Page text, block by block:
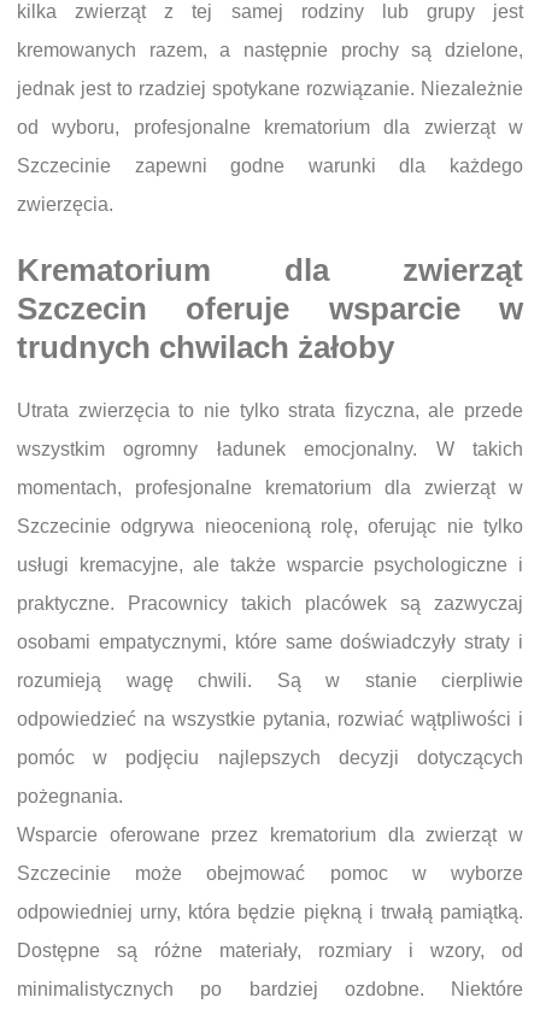
kilka zwierząt z tej samej rodziny lub grupy jest
kremowanych razem, a następnie prochy są dzielone,
jednak jest to rzadziej spotykane rozwiązanie. Niezależnie
od wyboru, profesjonalne krematorium dla zwierząt w
Szczecinie zapewni godne warunki dla każdego
zwierzęcia.
Krematorium dla zwierząt
Szczecin oferuje wsparcie w
trudnych chwilach żałoby
Utrata zwierzęcia to nie tylko strata fizyczna, ale przede
wszystkim ogromny ładunek emocjonalny. W takich
momentach, profesjonalne krematorium dla zwierząt w
Szczecinie odgrywa nieocenioną rolę, oferując nie tylko
usługi kremacyjne, ale także wsparcie psychologiczne i
praktyczne. Pracownicy takich placówek są zazwyczaj
osobami empatycznymi, które same doświadczyły straty i
rozumieją wagę chwili. Są w stanie cierpliwie
odpowiedzieć na wszystkie pytania, rozwiać wątpliwości i
pomóc w podjęciu najlepszych decyzji dotyczących
pożegnania.
Wsparcie oferowane przez krematorium dla zwierząt w
Szczecinie może obejmować pomoc w wyborze
odpowiedniej urny, która będzie piękną i trwałą pamiątką.
Dostępne są różne materiały, rozmiary i wzory, od
minimalistycznych po bardziej ozdobne. Niektóre